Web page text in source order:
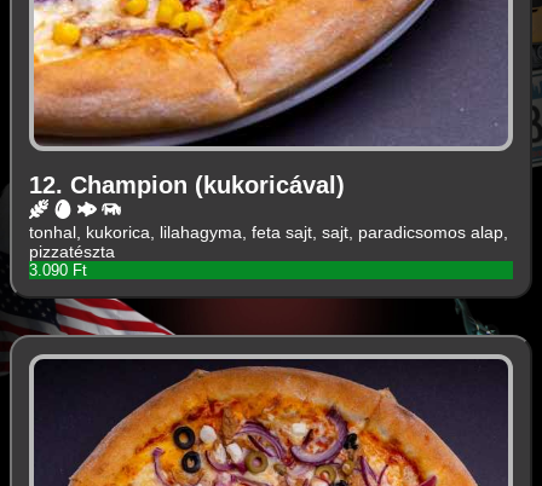
12. Champion (kukoricával)
tonhal, kukorica, lilahagyma, feta sajt, sajt, paradicsomos alap,
pizzatészta
3.090 Ft